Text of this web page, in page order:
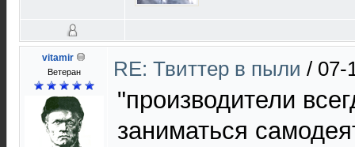
vitamir
Ветеран RE: Твиттер в пыли / 07-
"производители
заниматься